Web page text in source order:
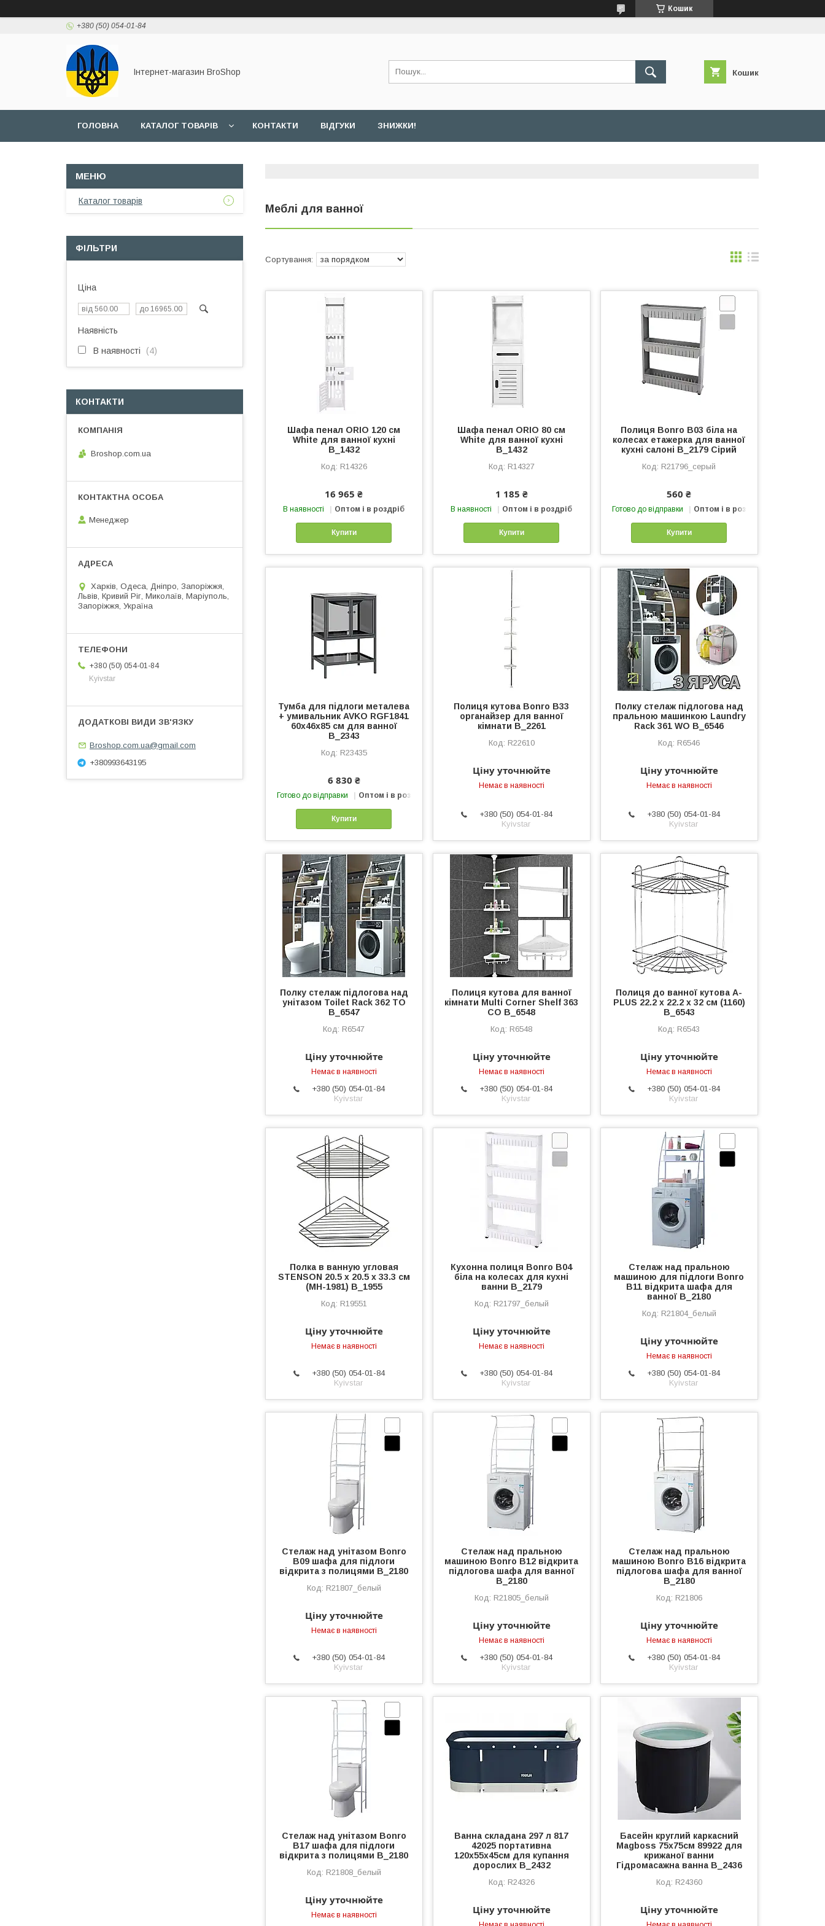
Кошик
+380 (50) 054-01-84
Інтернет-магазин BroShop Кошик
ГОЛОВНА КАТАЛОГ ТОВАРІВ КОНТАКТИ ВІДГУКИ ЗНИЖКИ!
Меблі для ванної
Шафа пенал ORIO 120 см
White для ванної кухні
B_1432
R14326
16 965 ₴
В наявності Оптом і в роздріб
Купити
Шафа пенал ORIO 80 см
White для ванної кухні
B_1432
R14327
1 185 ₴
В наявності Оптом і в роздріб
Купити
Полиця Bonro B03 біла на
колесах етажерка для ванної
кухні салоні B_2179 Сірий
R21796_серый
560 ₴
Готово до відправки Оптом і в роздріб
Купити
Тумба для підлоги металева
+ умивальник AVKO RGF1841
60х46х85 см для ванної
B_2343
R23435
6 830 ₴
Готово до відправки Оптом і в роздріб
Купити
Полиця кутова Bonro B33
органайзер для ванної
кімнати B_2261
R22610
Ціну уточнюйте
Немає в наявності
+380 (50) 054-01-84
Kyivstar
Полку стелаж підлогова над
пральною машинкою Laundry
Rack 361 WO B_6546
R6546
Ціну уточнюйте
Немає в наявності
+380 (50) 054-01-84
Kyivstar
Полку стелаж підлогова над
унітазом Toilet Rack 362 TO
B_6547
R6547
Ціну уточнюйте
Немає в наявності
+380 (50) 054-01-84
Kyivstar
Полиця кутова для ванної
кімнати Multi Corner Shelf 363
CO B_6548
R6548
Ціну уточнюйте
Немає в наявності
+380 (50) 054-01-84
Kyivstar
Полиця до ванної кутова A-
PLUS 22.2 х 22.2 х 32 см (1160)
B_6543
R6543
Ціну уточнюйте
Немає в наявності
+380 (50) 054-01-84
Kyivstar
Полка в ванную угловая
STENSON 20.5 х 20.5 х 33.3 см
(MH-1981) B_1955
R19551
Ціну уточнюйте
Немає в наявності
+380 (50) 054-01-84
Kyivstar
Кухонна полиця Bonro B04
біла на колесах для кухні
ванни B_2179
R21797_белый
Ціну уточнюйте
Немає в наявності
+380 (50) 054-01-84
Kyivstar
Стелаж над пральною
машиною для підлоги Bonro
B11 відкрита шафа для
ванної B_2180
R21804_белый
Ціну уточнюйте
Немає в наявності
+380 (50) 054-01-84
Kyivstar
Стелаж над унітазом Bonro
B09 шафа для підлоги
відкрита з полицями B_2180
R21807_белый
Ціну уточнюйте
Немає в наявності
+380 (50) 054-01-84
Kyivstar
Стелаж над пральною
машиною Bonro B12 відкрита
підлогова шафа для ванної
B_2180
R21805_белый
Ціну уточнюйте
Немає в наявності
+380 (50) 054-01-84
Kyivstar
Стелаж над пральною
машиною Bonro B16 відкрита
підлогова шафа для ванної
B_2180
R21806
Ціну уточнюйте
Немає в наявності
+380 (50) 054-01-84
Kyivstar
Стелаж над унітазом Bonro
B17 шафа для підлоги
відкрита з полицями B_2180
R21808_белый
Ціну уточнюйте
Немає в наявності
Ванна складана 297 л 817
42025 портативна
120х55х45см для купання
дорослих B_2432
R24326
Ціну уточнюйте
Басейн круглий каркасний
Magboss 75x75см 89922 для
крижаної ванни
Гідромасажна ванна B_2436
R24360
Ціну уточнюйте
Каталог товарів
ФІЛЬТРИ
Ціна
Наявність
В наявності 4
КОНТАКТИ
Broshop.com.ua
Менеджер
Харків, Одеса, Дніпро, Запоріжжя,
Львів, Кривий Ріг, Миколаїв, Маріуполь,
Запоріжжя, Україна
+380 (50) 054-01-84
Kyivstar
Broshop.com.ua@gmail.com
+380993643195